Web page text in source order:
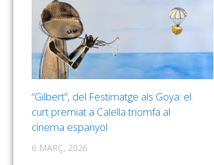
“Gilbert”, del Festimatge als Goya: el
curt premiat a Calella triomfa al
cinema espanyol
6 MARÇ, 2026